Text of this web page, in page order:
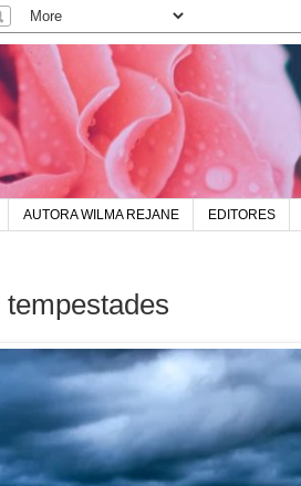
AUTORA WILMA REJANE EDITORES